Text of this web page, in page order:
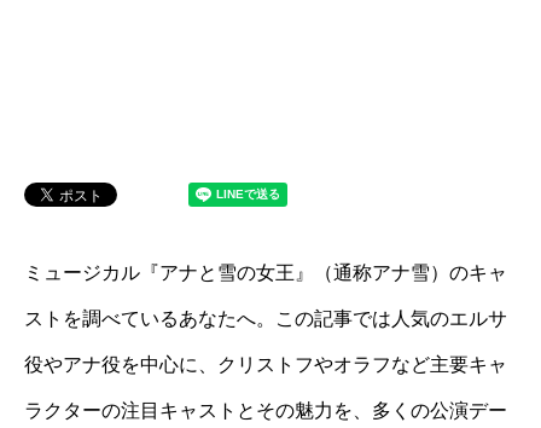
ミュージカル『アナと雪の女王』（通称アナ雪）のキャ
ストを調べているあなたへ。この記事では人気のエルサ
役やアナ役を中心に、クリストフやオラフなど主要キャ
ラクターの注目キャストとその魅力を、多くの公演デー